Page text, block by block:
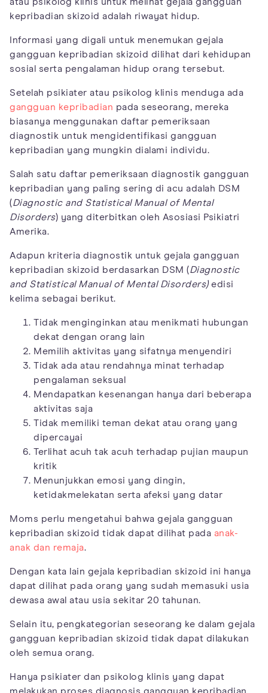
kepribadian skizoid adalah riwayat hidup.
Informasi yang digali untuk menemukan gejala
gangguan kepribadian skizoid dilihat dari kehidupan
sosial serta pengalaman hidup orang tersebut.
Setelah psikiater atau psikolog klinis menduga ada
gangguan kepribadian pada seseorang, mereka
biasanya menggunakan daftar pemeriksaan
diagnostik untuk mengidentifikasi gangguan
kepribadian yang mungkin dialami individu.
Salah satu daftar pemeriksaan diagnostik gangguan
kepribadian yang paling sering di acu adalah DSM
(Diagnostic and Statistical Manual of Mental
Disorders) yang diterbitkan oleh Asosiasi Psikiatri
Amerika.
Adapun kriteria diagnostik untuk gejala gangguan
kepribadian skizoid berdasarkan DSM (Diagnostic
and Statistical Manual of Mental Disorders)edisi
kelima sebagai berikut.
Tidak menginginkan atau menikmati hubungan
dekat dengan orang lain
Memilih aktivitas yang sifatnya menyendiri
Tidak ada atau rendahnya minat terhadap
pengalaman seksual
Mendapatkan kesenangan hanya dari beberapa
aktivitas saja
Tidak memiliki teman dekat atau orang yang
dipercayai
Terlihat acuh tak acuh terhadap pujian maupun
kritik
Menunjukkan emosi yang dingin,
ketidakmelekatan serta afeksi yang datar
Moms perlu mengetahui bahwa gejala gangguan
kepribadian skizoid tidak dapat dilihat pada anak-
anak dan remaja.
Dengan kata lain gejala kepribadian skizoid ini hanya
dapat dilihat pada orang yang sudah memasuki usia
dewasa awal atau usia sekitar 20 tahunan.
Selain itu, pengkategorian seseorang ke dalam gejala
gangguan kepribadian skizoid tidak dapat dilakukan
oleh semua orang.
Hanya psikiater dan psikolog klinis yang dapat